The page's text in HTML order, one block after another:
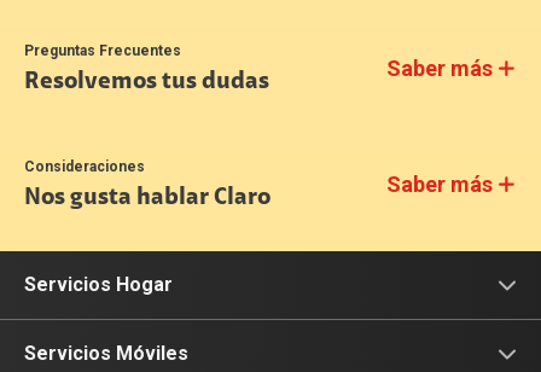
Preguntas Frecuentes
Resolvemos tus dudas
Saber más
Consideraciones
Nos gusta hablar Claro
Saber más
Servicios Hogar
Internet
Servicios Móviles